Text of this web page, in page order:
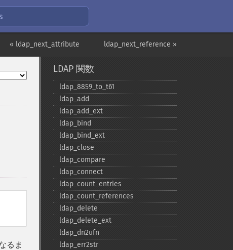
ldap_next_reference »
« ldap_next_attribute
るま
LDAP 関数
ldap_​8859_​to_​t61
ldap_​add
ldap_​add_​ext
ldap_​bind
ldap_​bind_​ext
ldap_​close
ldap_​compare
ldap_​connect
ldap_​count_​entries
ldap_​count_​references
ldap_​delete
ldap_​delete_​ext
ldap_​dn2ufn
ldap_​err2str